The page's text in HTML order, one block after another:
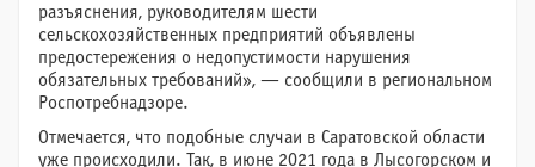
разъяснения, руководителям шести
сельскохозяйственных предприятий объявлены
предостережения о недопустимости нарушения
обязательных требований», — сообщили в региональном
Роспотребнадзоре.
Отмечается, что подобные случаи в Саратовской области
уже происходили. Так, в июне 2021 года в Лысогорском и